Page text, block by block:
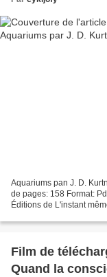
Aquariums pan J. D.
de pages: 158 Format:
Éditions de L'instant
Film de
Quand la